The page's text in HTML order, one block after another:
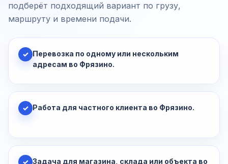
подберёт подходящий вариант по грузу,
маршруту и времени подачи.
✓ Перевозка по одному или нескольким
адресам во Фрязино.
✓ Работа для частного клиента во Фрязино.
✓ Задача для магазина, склада или объекта во